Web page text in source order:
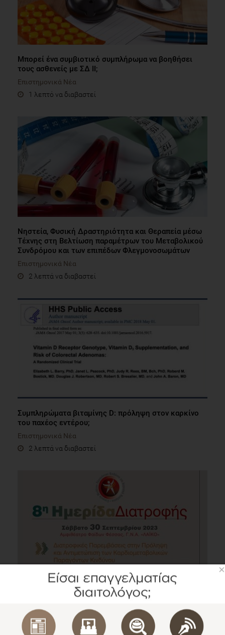
Μπορεί ένα συμβιοτικό συμπλήρωμα να βοηθήσει
τους ασθενείς με ΣΔ ΙΙ;
Επιστημονικά Νέα
1 λεπτό να διαβαστεί
Νηστεία, Φυσική Δραστηριότητα και Θεραπεία μέσω
Τέχνης στη Βελτίωση παραμέτρων του Μεταβολικού
Συνδρόμου και των επιπέδων Φλεγμονοσωμάτων
Επιστημονικά Νέα
2 λεπτά να διαβαστεί
Συμπληρώματα βιταμίνης D: πρόληψη στον καρκίνο
του παχέος εντέρου;
Επιστημονικά Νέα
2 λεπτά να διαβαστεί
8η Ημερίδα Διατροφής Ε.Μ.Πα.Κ.Α.Ν.
1 λεπτό να διαβαστεί
×